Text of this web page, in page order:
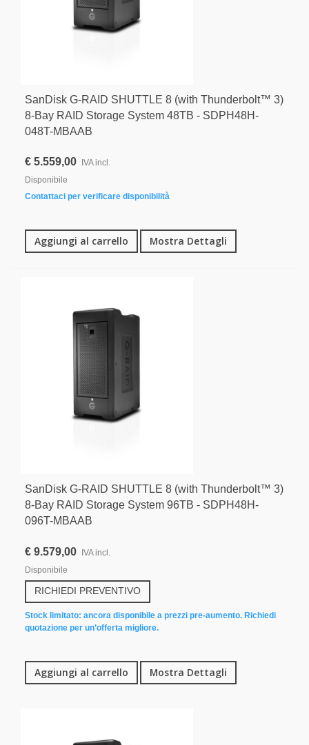
SanDisk G-RAID SHUTTLE 8 (with Thunderbolt™ 3)
8-Bay RAID Storage System 48TB - SDPH48H-
048T-MBAAB
€ 5.559,00
IVA incl.
Disponibile
Contattaci per verificare disponibilità
Aggiungi al carrello Mostra Dettagli
SanDisk G-RAID SHUTTLE 8 (with Thunderbolt™ 3)
8-Bay RAID Storage System 96TB - SDPH48H-
096T-MBAAB
€ 9.579,00
IVA incl.
Disponibile
RICHIEDI PREVENTIVO
Stock limitato: ancora disponibile a prezzi pre-aumento. Richiedi
quotazione per un’offerta migliore.
Aggiungi al carrello Mostra Dettagli